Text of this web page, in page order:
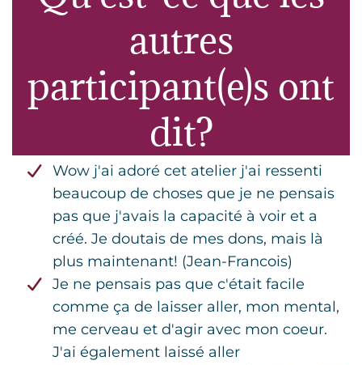
autres
participant(e)s ont
dit?
Wow j'ai adoré cet atelier j'ai ressenti
beaucoup de choses que je ne pensais
pas que j'avais la capacité à voir et a
créé. Je doutais de mes dons, mais là
plus maintenant! (Jean-Francois)
Je ne pensais pas que c'était facile
comme ça de laisser aller, mon mental,
me cerveau et d'agir avec mon coeur.
J'ai également laissé aller